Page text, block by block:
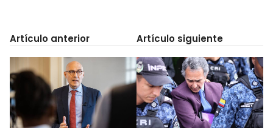
Artículo anterior Artículo siguiente